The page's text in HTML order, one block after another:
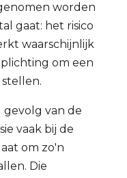
worden
gaat: het risico
waarschijnlijk
om een
van de
vaak bij de
om zo'n
Die